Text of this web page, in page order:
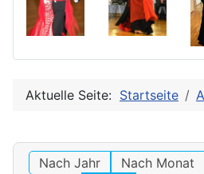
Aktuelle Seite: Startseite
Nach Jahr Nach Monat